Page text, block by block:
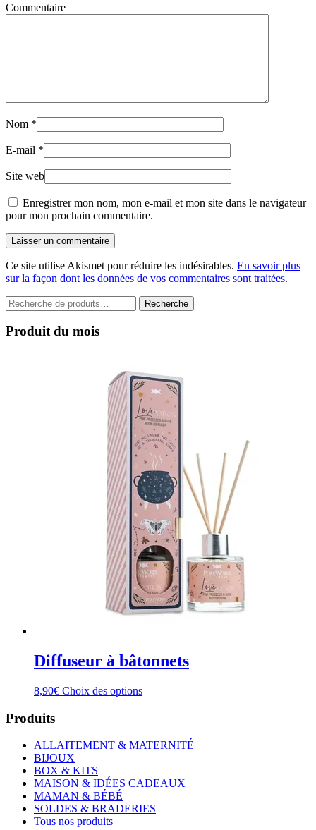
Commentaire
Nom *
E-mail *
Site web
Enregistrer mon nom, mon e-mail et mon site dans le navigateur
pour mon prochain commentaire.
Laisser un commentaire
Ce site utilise Akismet pour réduire les indésirables. En savoir plus
sur la façon dont les données de vos commentaires sont traitées.
Recherche
pour :
Recherche
Produit du mois
Diffuseur à bâtonnets
8,90€ Choix des optionsCe
variations.
Les
peuvent
être
choisies
sur
Produits
ALLAITEMENT & MATERNITÉ
BIJOUX
BOX & KITS
MAISON & IDÉES CADEAUX
MAMAN & BÉBÉ
SOLDES & BRADERIES
Tous nos produits